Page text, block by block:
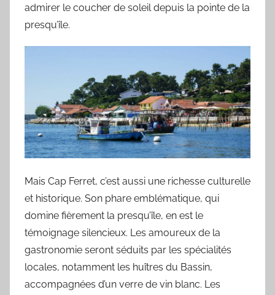
admirer le coucher de soleil depuis la pointe de la
presqu’île.
Mais Cap Ferret, c’est aussi une richesse culturelle
et historique. Son phare emblématique, qui
domine fièrement la presqu’île, en est le
témoignage silencieux. Les amoureux de la
gastronomie seront séduits par les spécialités
locales, notamment les huîtres du Bassin,
accompagnées d’un verre de vin blanc. Les